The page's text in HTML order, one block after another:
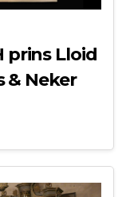
prins Lloid
& Neker